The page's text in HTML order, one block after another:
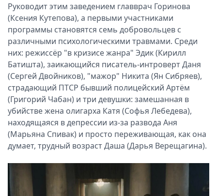
Руководит этим заведением главврач Горинова
(Ксения Кутепова), а первыми участниками
программы становятся семь добровольцев с
различными психологическими травмами. Среди
них: режиссёр "в кризисе жанра" Эдик (Кирилл
Батишта), заикающийся писатель-интроверт Даня
(Сергей Двойников), "мажор" Никита (Ян Сибряев),
страдающий ПТСР бывший полицейский Артём
(Григорий Чабан) и три девушки: замешанная в
убийстве жена олигарха Катя (Софья Лебедева),
находящаяся в депрессии из-за развода Аня
(Марьяна Спивак) и просто переживающая, как она
думает, трудный возраст Даша (Дарья Верещагина).